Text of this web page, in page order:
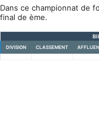
Dans ce championnat de
final de ème.
DIVISION CLASSEMENT